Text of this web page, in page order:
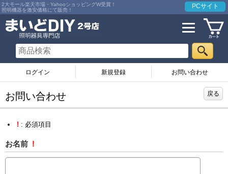
2大モール楽天市場・YahooショッピングW受賞！
照明機器を激安価格にて販売！
PCサイト
ログイン お問い合わせ
お問い合わせ 戻る
! : 必須項目
お名前 !